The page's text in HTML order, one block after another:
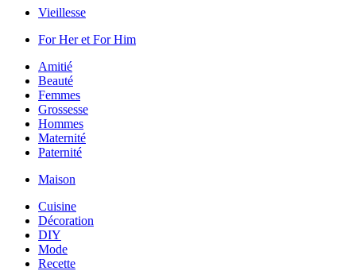
Vieillesse
For Her et For Him
Amitié
Beauté
Femmes
Grossesse
Hommes
Maternité
Paternité
Maison
Cuisine
Décoration
DIY
Mode
Recette